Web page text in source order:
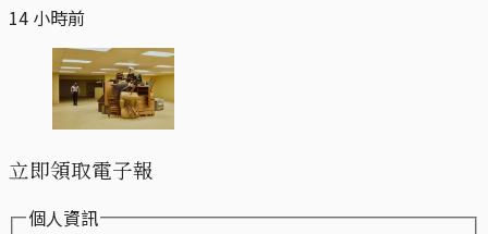
14 小時前
立即領取電子報
個人資訊